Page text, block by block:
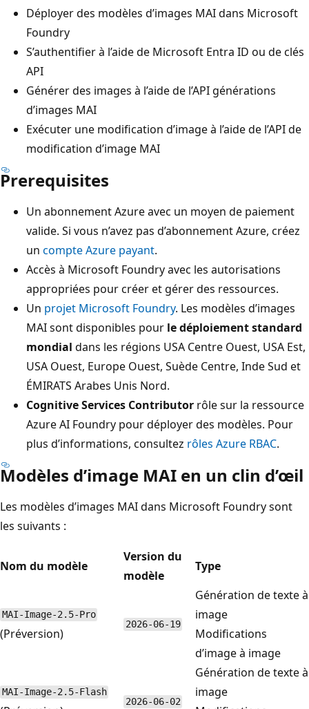
Déployer des modèles d’images MAI dans Microsoft
Foundry
S’authentifier à l’aide de Microsoft Entra ID ou de clés
API
Générer des images à l’aide de l’API générations
d’images MAI
Exécuter une modification d’image à l’aide de l’API de
modification d’image MAI
Prerequisites
Un abonnement Azure avec un moyen de paiement
valide. Si vous n’avez pas d’abonnement Azure, créez
un compte Azure payant.
Accès à Microsoft Foundry avec les autorisations
appropriées pour créer et gérer des ressources.
Un projet Microsoft Foundry. Les modèles d’images
MAI sont disponibles pour le déploiement standard
mondial dans les régions USA Centre Ouest, USA Est,
USA Ouest, Europe Ouest, Suède Centre, Inde Sud et
ÉMIRATS Arabes Unis Nord.
Cognitive Services Contributor rôle sur la ressource
Azure AI Foundry pour déployer des modèles. Pour
plus d’informations, consultez rôles Azure RBAC.
Modèles d’image MAI en un clin d’œil
Les modèles d’images MAI dans Microsoft Foundry sont
les suivants :
Nom du modèle
Version du
modèle
Type
MAI-Image-2.5-Pro
(Préversion)
2026-06-19
Génération de texte à
image
Modifications
d’image à image
MAI-Image-2.5-Flash
2026-06-02
Génération de texte à
image